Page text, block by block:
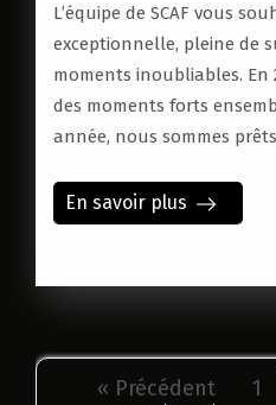
L’équipe de SCAF vous
exceptionnelle, pleine de
moments inoubliables. En
des moments forts
année, nous sommes
En savoir plus
« Précédent 1